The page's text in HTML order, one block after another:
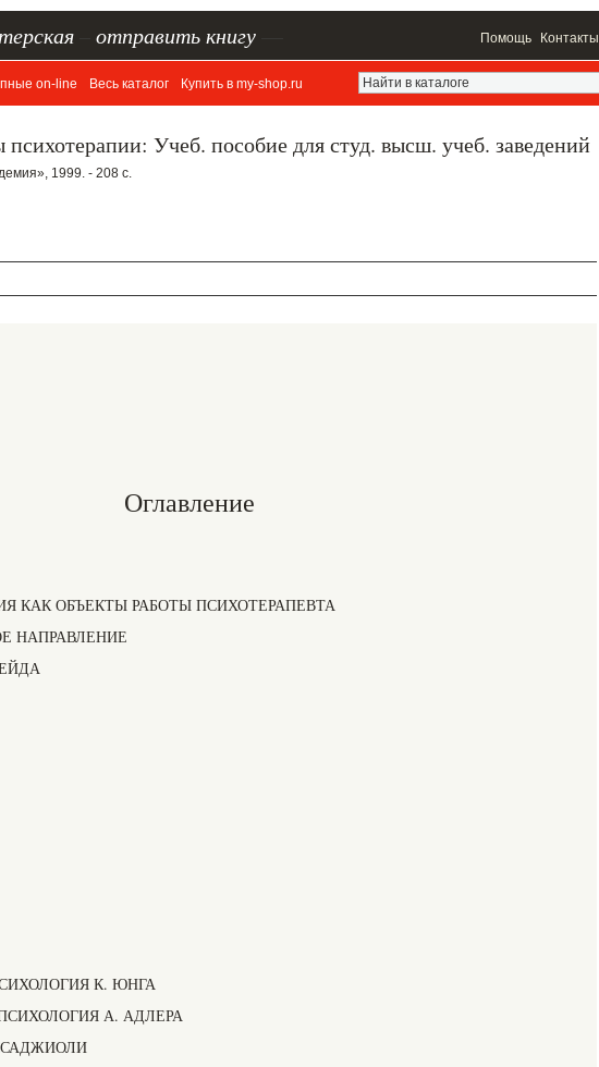
отправить книгу Помощь Контакты
on-line Весь каталог Купить в my-shop.ru
Учеб. пособие для студ. высш. учеб. заведений
1999. - 208 с.
Оглавление
КАК ОБЪЕКТЫ РАБОТЫ ПСИХОТЕРАПЕВТА
НАПРАВЛЕНИЕ
К. ЮНГА
А. АДЛЕРА